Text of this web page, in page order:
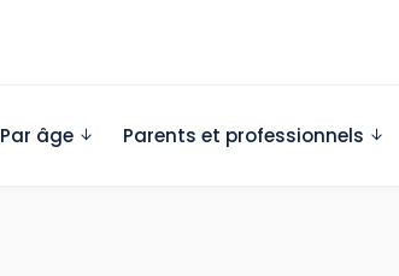
Par âge Parents et professionnels